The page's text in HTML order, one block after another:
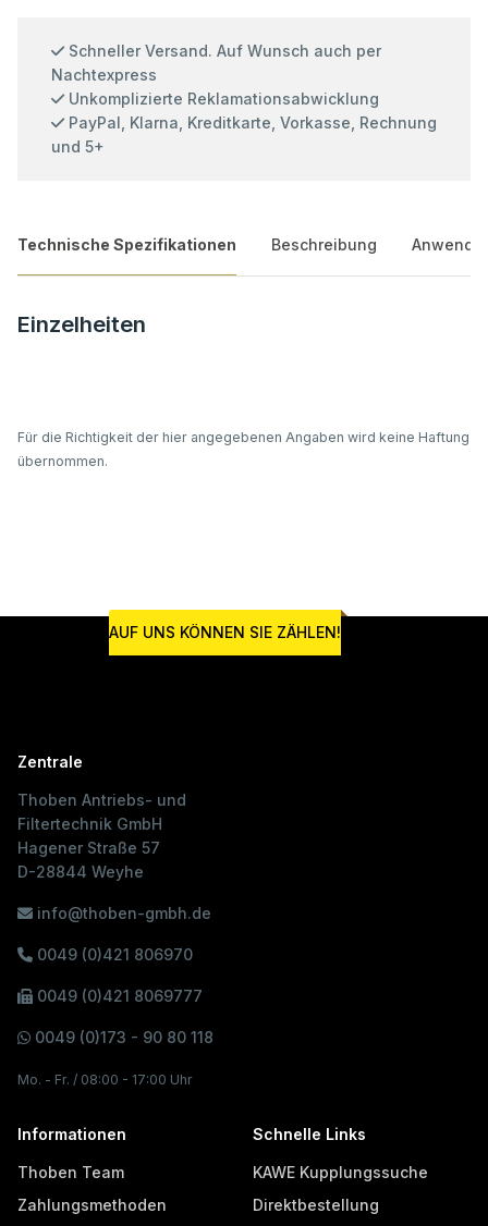
Schneller Versand. Auf Wunsch auch per
Nachtexpress
Unkomplizierte Reklamationsabwicklung
PayPal, Klarna, Kreditkarte, Vorkasse, Rechnung
und 5+
Technische Spezifikationen Beschreibung
Einzelheiten
Für die Richtigkeit der hier angegebenen Angaben wird keine Haftung
übernommen.
AUF UNS KÖNNEN SIE ZÄHLEN!
Zentrale
Thoben Antriebs- und
Filtertechnik GmbH
Hagener Straße 57
D-28844 Weyhe
info@thoben-gmbh.de
0049 (0)421 806970
0049 (0)421 8069777
0049 (0)173 - 90 80 118
Mo. - Fr. / 08:00 - 17:00 Uhr
Informationen
Thoben Team
Zahlungsmethoden
Schnelle Links
KAWE Kupplungssuche
Direktbestellung